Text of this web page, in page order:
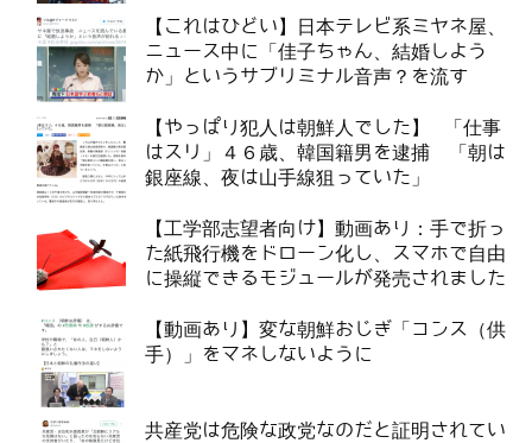
【これはひどい】日本テレビ系ミヤネ屋、
ニュース中に「佳子ちゃん、結婚しよう
か」というサブリミナル音声？を流す
【やっぱり犯人は朝鮮人でした】 「仕事
はスリ」４６歳、韓国籍男を逮捕 「朝は
銀座線、夜は山手線狙っていた」
【工学部志望者向け】動画あり：手で折っ
た紙飛行機をドローン化し、スマホで自由
に操縦できるモジュールが発売されました
【動画あり】変な朝鮮おじぎ「コンス（供
手）」をマネしないように
共産党は危険な政党なのだと証明されてい